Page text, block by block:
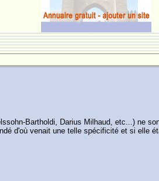
Bartholdi, Darius Milhaud, etc...) ne
d'où venait une telle spécificité et si elle